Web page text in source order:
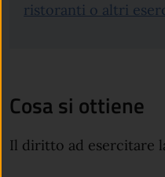
ristoranti o altri
Cosa si ottiene
Il diritto ad esercitare